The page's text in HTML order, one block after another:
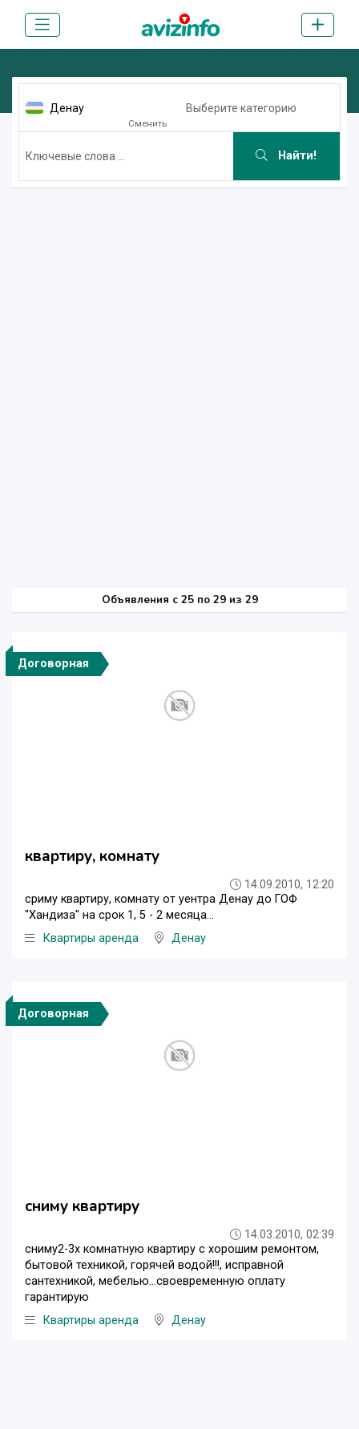
Денау
Сменить
Выберите категорию
Найти!
Объявления c 25 по 29 из 29
Договорная
квартиру, комнату
14.09.2010, 12:20
сриму квартиру, комнату от уентра Денау до ГОФ
"Хандиза" на срок 1, 5 - 2 месяца...
Квартиры аренда
Денау
Договорная
сниму квартиру
14.03.2010, 02:39
сниму2-3х комнатную квартиру с хорошим ремонтом,
бытовой техникой, горячей водой!!!, исправной
сантехникой, мебелью...своевременную оплату
гарантирую
Квартиры аренда
Денау